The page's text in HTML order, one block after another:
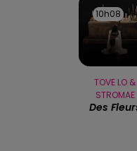
10h08
10h08
TOVE LO &
STROMAE
Des